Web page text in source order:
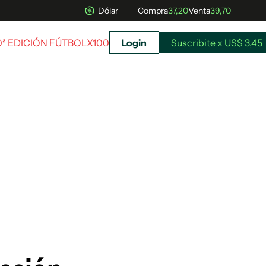
Dólar Compra37,20Venta39,70
EDICIÓN FÚTBOLX100 Login Suscribite x US$ 3,45